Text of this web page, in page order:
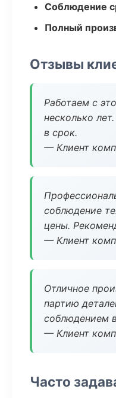
Соблюдение
Полный
Отзывы
Работаем с
несколько
в срок.
— Клиент
соблюдение
цены.
— Клиент
Отличное
партию
соблюдением
— Клиент
Часто